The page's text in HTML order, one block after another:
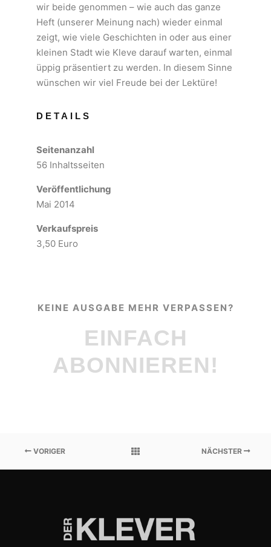
wir beide genommen – wie auch das ganze
Heft (unserer Meinung nach) wieder einmal
zeigt, wie viele Geschichten in oder aus einer
kleinen Stadt wie Kleve darauf warten, einmal
üppig präsentiert zu werden. In diesem Sinne
wünschen wir viel Freude bei der Lektüre!
DETAILS
Seitenanzahl
56 Inhaltsseiten
Veröffentlichung
Mai 2014
Verkaufspreis
3,50 Euro
KEINE AUSGABE MEHR VERPASSEN?
EINFACH
ABONNIEREN!
VORIGER NÄCHSTER